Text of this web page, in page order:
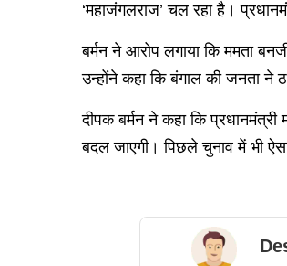
‘महाजंगलराज’ चल रहा है।
बर्मन ने आरोप लगाया कि ममता
उन्होंने कहा कि बंगाल की जनता ने
दीपक बर्मन ने कहा कि प्रधानमंत्री
बदल जाएगी। पिछले चुनाव में भी